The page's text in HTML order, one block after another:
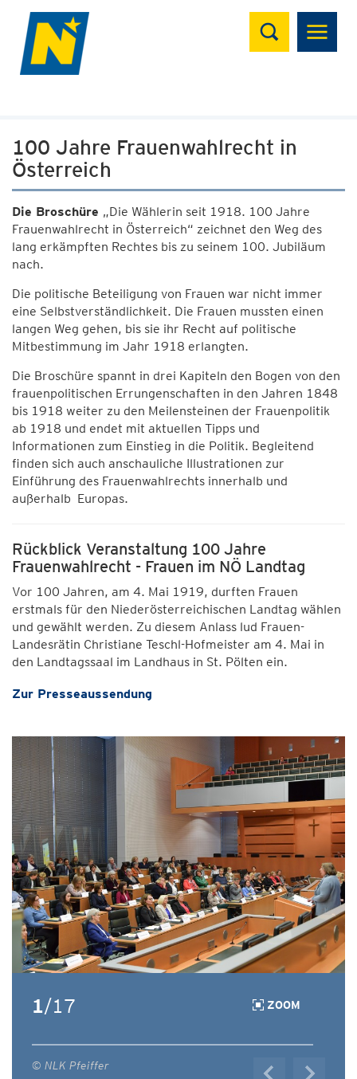
Suchen
100 Jahre Frauenwahlrecht in
Österreich
Die Broschüre „Die Wählerin seit 1918. 100 Jahre
Frauenwahlrecht in Österreich“ zeichnet den Weg des
lang erkämpften Rechtes bis zu seinem 100. Jubiläum
nach.
Die politische Beteiligung von Frauen war nicht immer
eine Selbstverständlichkeit. Die Frauen mussten einen
langen Weg gehen, bis sie ihr Recht auf politische
Mitbestimmung im Jahr 1918 erlangten.
Die Broschüre spannt in drei Kapiteln den Bogen von den
frauenpolitischen Errungenschaften in den Jahren 1848
bis 1918 weiter zu den Meilensteinen der Frauenpolitik
ab 1918 und endet mit aktuellen Tipps und
Informationen zum Einstieg in die Politik. Begleitend
finden sich auch anschauliche Illustrationen zur
Einführung des Frauenwahlrechts innerhalb und
außerhalb Europas.
Rückblick Veranstaltung 100 Jahre
Frauenwahlrecht - Frauen im NÖ Landtag
Vor 100 Jahren, am 4. Mai 1919, durften Frauen
erstmals für den Niederösterreichischen Landtag wählen
und gewählt werden. Zu diesem Anlass lud Frauen-
Landesrätin Christiane Teschl-Hofmeister am 4. Mai in
den Landtagssaal im Landhaus in St. Pölten ein.
Zur Presseaussendung
1/17 ZOOM
© NLK Pfeiffer